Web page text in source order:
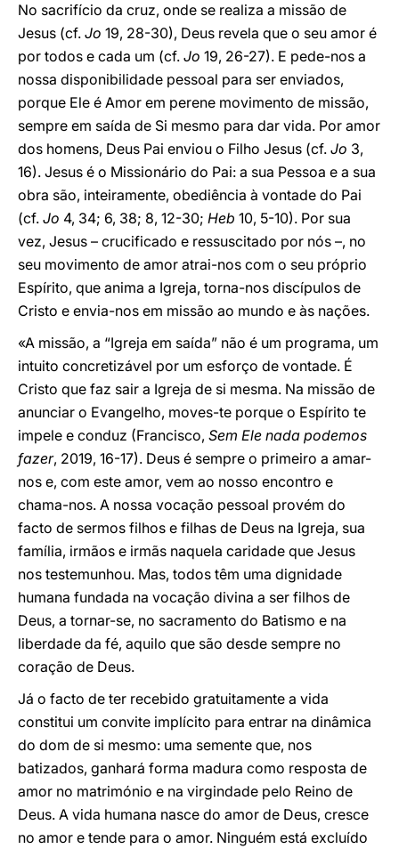
No sacrifício da cruz, onde se realiza a missão de
Jesus (cf. Jo 19, 28-30), Deus revela que o seu amor é
por todos e cada um (cf. Jo 19, 26-27). E pede-nos a
nossa disponibilidade pessoal para ser enviados,
porque Ele é Amor em perene movimento de missão,
sempre em saída de Si mesmo para dar vida. Por amor
dos homens, Deus Pai enviou o Filho Jesus (cf. Jo 3,
16). Jesus é o Missionário do Pai: a sua Pessoa e a sua
obra são, inteiramente, obediência à vontade do Pai
(cf. Jo 4, 34; 6, 38; 8, 12-30; Heb 10, 5-10). Por sua
vez, Jesus – crucificado e ressuscitado por nós –, no
seu movimento de amor atrai-nos com o seu próprio
Espírito, que anima a Igreja, torna-nos discípulos de
Cristo e envia-nos em missão ao mundo e às nações.
«A missão, a “Igreja em saída” não é um programa, um
intuito concretizável por um esforço de vontade. É
Cristo que faz sair a Igreja de si mesma. Na missão de
anunciar o Evangelho, moves-te porque o Espírito te
impele e conduz (Francisco, Sem Ele nada podemos
fazer, 2019, 16-17). Deus é sempre o primeiro a amar-
nos e, com este amor, vem ao nosso encontro e
chama-nos. A nossa vocação pessoal provém do
facto de sermos filhos e filhas de Deus na Igreja, sua
família, irmãos e irmãs naquela caridade que Jesus
nos testemunhou. Mas, todos têm uma dignidade
humana fundada na vocação divina a ser filhos de
Deus, a tornar-se, no sacramento do Batismo e na
liberdade da fé, aquilo que são desde sempre no
coração de Deus.
Já o facto de ter recebido gratuitamente a vida
constitui um convite implícito para entrar na dinâmica
do dom de si mesmo: uma semente que, nos
batizados, ganhará forma madura como resposta de
amor no matrimónio e na virgindade pelo Reino de
Deus. A vida humana nasce do amor de Deus, cresce
no amor e tende para o amor. Ninguém está excluído